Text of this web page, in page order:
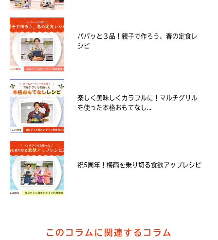
パパッと３品！親子で作ろう、春の定食レ
シピ
楽しく美味しくカラフルに！マルチグリル
を使った本格おもてなし...
祝5周年！梅雨を乗り切る食欲アップレシピ
このコラムに関連するコラム